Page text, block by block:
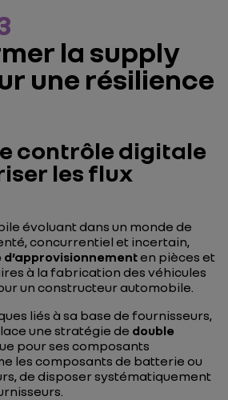
la supply
une résilience
contrôle digitale
les flux
évoluant dans un monde de
concurrentiel et incertain,
en pièces et
à la fabrication des véhicules
un constructeur automobile.
liés à sa base de fournisseurs,
une stratégie de double
pour ses composants
les composants de batterie ou
de disposer systématiquement